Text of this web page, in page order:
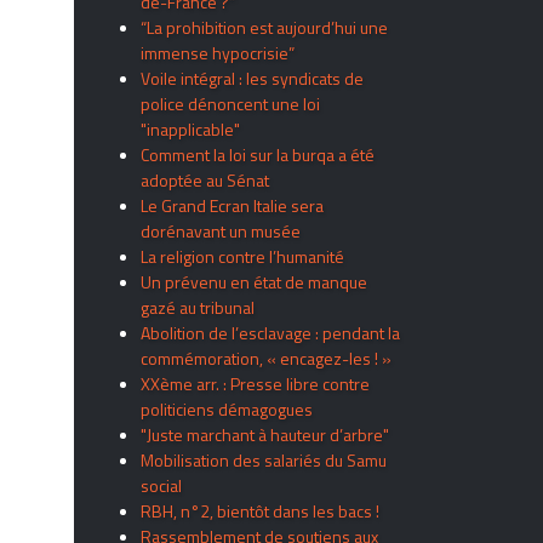
“La prohibition est aujourd’hui une
immense hypocrisie”
Voile intégral : les syndicats de
police dénoncent une loi
"inapplicable"
Comment la loi sur la burqa a été
adoptée au Sénat
Le Grand Ecran Italie sera
dorénavant un musée
La religion contre l’humanité
Un prévenu en état de manque
gazé au tribunal
Abolition de l’esclavage : pendant la
commémoration, « encagez-les ! »
XXème arr. : Presse libre contre
politiciens démagogues
"Juste marchant à hauteur d’arbre"
Mobilisation des salariés du Samu
social
RBH, n°2, bientôt dans les bacs !
Rassemblement de soutiens aux